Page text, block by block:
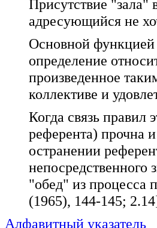
Присутствие "зала"
адресующийся не
Основной функцией
определение
произведенное
коллективе и
Когда связь правил
референта) прочна
остранении
непосредственного
"обед" из процесса
(1965), 144-145;
Алфавитный указатель